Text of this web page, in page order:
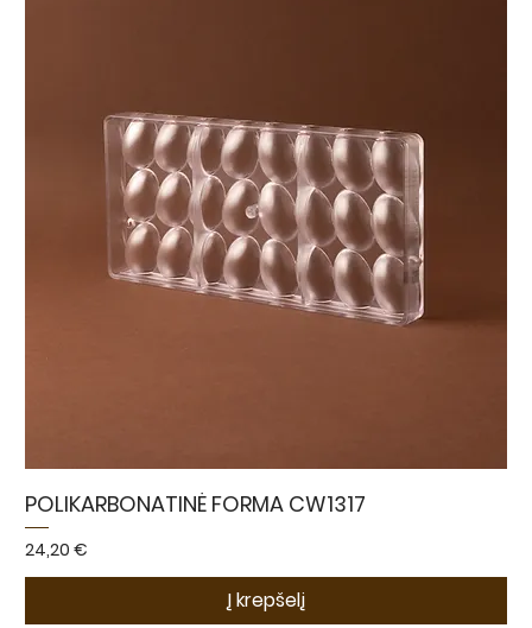
POLIKARBONATINĖ FORMA CW1317
Kaina
24,20 €
Į krepšelį